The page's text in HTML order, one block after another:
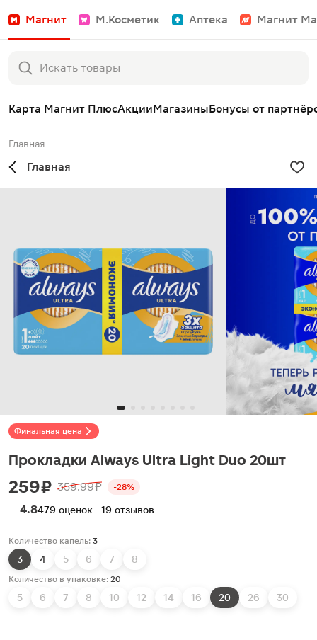
Магнит М.Косметик Аптека Магнит
Карта Магнит ПлюсАкцииМагазиныБонусы от
Главная
Главная
Финальная цена
Прокладки Always Ultra Light Duo 20шт
259 ₽ 359.99 ₽ -28%
4.8479 оценок · 19 отзывов
Количество капель: 3
3 4 5 6 7 8
Количество в упаковке: 20
5 6 7 8 10 12 14 16 20 26 30